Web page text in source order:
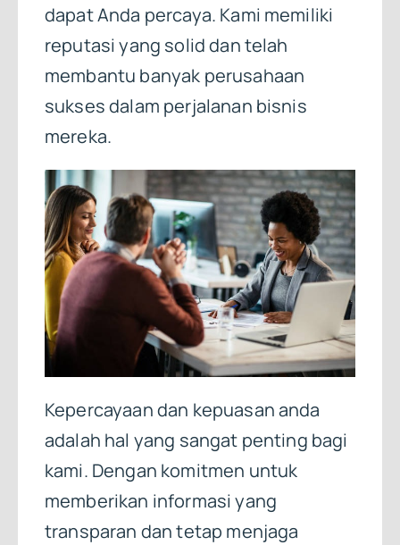
dapat Anda percaya. Kami memiliki
reputasi yang solid dan telah
membantu banyak perusahaan
sukses dalam perjalanan bisnis
mereka.
Kepercayaan dan kepuasan anda
adalah hal yang sangat penting bagi
kami. Dengan komitmen untuk
memberikan informasi yang
transparan dan tetap menjaga